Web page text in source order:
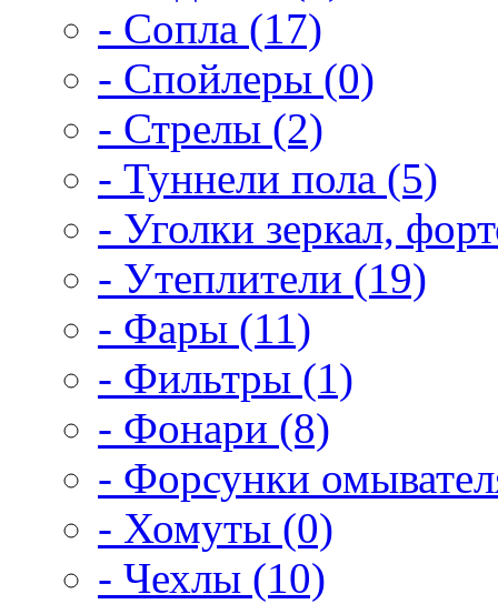
- Сопла (17)
- Спойлеры (0)
- Стрелы (2)
- Туннели пола (5)
- Уголки зеркал,
- Утеплители (19)
- Фары (11)
- Фильтры (1)
- Фонари (8)
- Форсунки
- Хомуты (0)
- Чехлы (10)